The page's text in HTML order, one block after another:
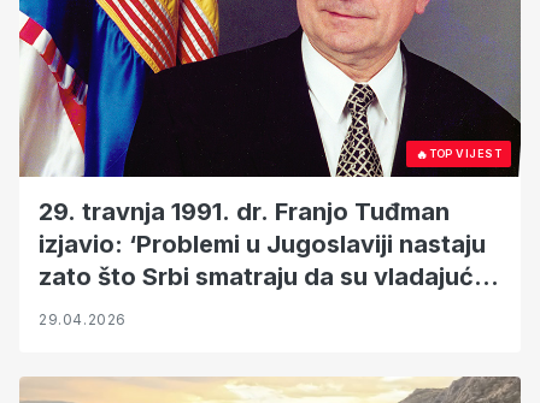
🔥TOP VIJEST
29. travnja 1991. dr. Franjo Tuđman
izjavio: ‘Problemi u Jugoslaviji nastaju
zato što Srbi smatraju da su vladajući
narod!’
29.04.2026